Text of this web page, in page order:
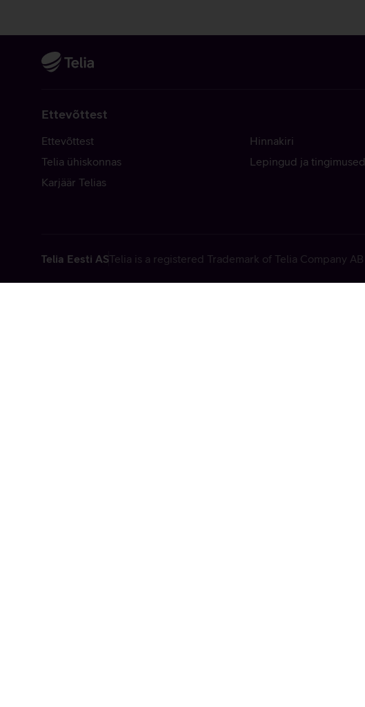
Ettevõttest
Ettevõttest
Telia ühiskonnas
Karjäär Telias
Hinnakiri
Lepingud ja tingimused
Telia Eesti ASTelia is a registered Trademark of Telia Company AB